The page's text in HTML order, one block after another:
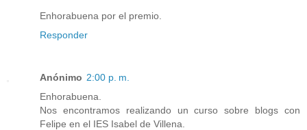
Enhorabuena por el premio.
Responder
Anónimo 2:00 p. m.
Enhorabuena.
Nos encontramos realizando un curso sobre blogs con
Felipe en el IES Isabel de Villena.